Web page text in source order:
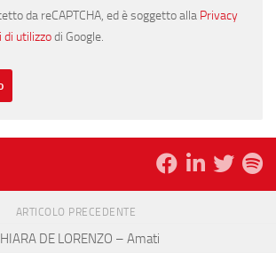
da reCAPTCHA, ed è soggetto alla Privacy
di utilizzodi Google.
ARTICOLO PRECEDENTE
DE LORENZO – Amati